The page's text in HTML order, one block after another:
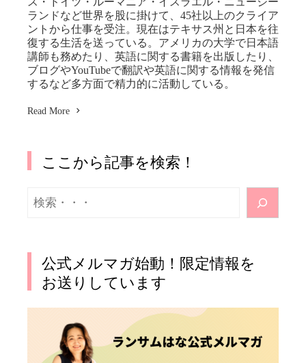
ランドなど世界を股に掛けて、45社以上のクライア
ントから仕事を受注。現在はテキサス州と日本を往
復する生活を送っている。アメリカの大学で日本語
講師も務めたり、英語に関する書籍を出版したり、
ブログやYouTubeで翻訳や英語に関する情報を発信
するなど多方面で精力的に活動している。
Read More
ここから記事を検索！
索
公式メルマガ始動！限定情報を
お送りしています